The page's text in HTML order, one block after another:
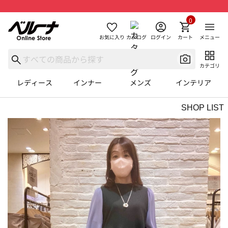
お気に入り カタログ ログイン カート
0
メニュー
カテゴリ
レディース インナー メンズ インテリア
SHOP LIST